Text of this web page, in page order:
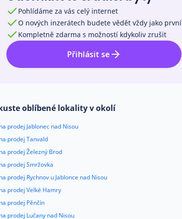
Pohlídáme za vás celý internet
O nových inzerátech budete vědět vždy jako první
Kompletně zdarma s možností kdykoliv zrušit
Přihlásit se
oblíbené lokality v okolí
prodej Jablonec nad Nisou
prodej Tanvald
prodej Železný Brod
prodej Smržovka
prodej Rychnov u Jablonce nad Nisou
prodej Velké Hamry
prodej Pěnčín
prodej Lučany nad Nisou